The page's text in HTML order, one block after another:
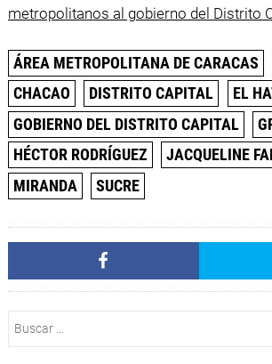
metropolitanos al gobierno del Distrito
ÁREA METROPOLITANA DE CARACAS
CHACAO
DISTRITO CAPITAL
EL
GOBIERNO DEL DISTRITO CAPITAL
HÉCTOR RODRÍGUEZ
JACQUELINE
MIRANDA
SUCRE